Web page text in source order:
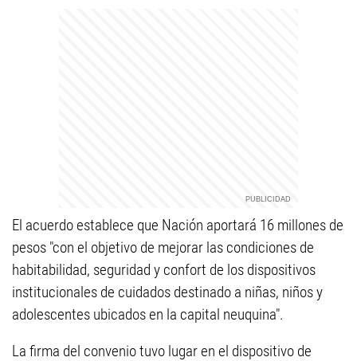
El acuerdo establece que Nación aportará 16 millones de
pesos "con el objetivo de mejorar las condiciones de
habitabilidad, seguridad y confort de los dispositivos
institucionales de cuidados destinado a niñas, niños y
adolescentes ubicados en la capital neuquina".
La firma del convenio tuvo lugar en el dispositivo de